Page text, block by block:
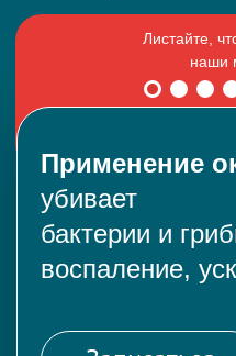
Применение
убивает
бактерии и
воспаление,